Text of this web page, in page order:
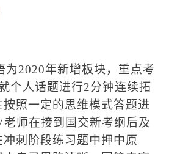
为2020年新增板块，重点考
个人话题进行2分钟连续拓
按照一定的思维模式答题进
老师在接到国交新考纲后及
冲刺阶段练习题中押中原